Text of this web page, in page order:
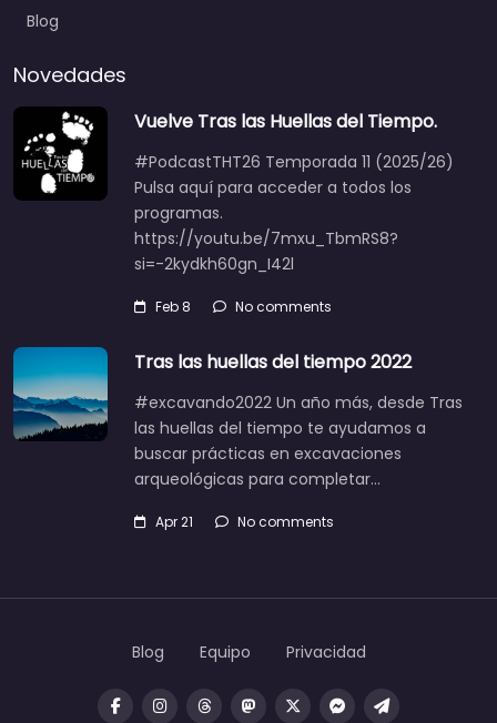
Blog
Novedades
Vuelve Tras las Huellas del Tiempo.
#PodcastTHT26 Temporada 11 (2025/26)
Pulsa aquí para acceder a todos los
programas.
https://youtu.be/7mxu_TbmRS8?
si=-2kydkh60gn_I42l
Feb 8 No comments
Tras las huellas del tiempo 2022
#excavando2022 Un año más, desde Tras
las huellas del tiempo te ayudamos a
buscar prácticas en excavaciones
arqueológicas para completar…
Apr 21 No comments
Blog Equipo Privacidad